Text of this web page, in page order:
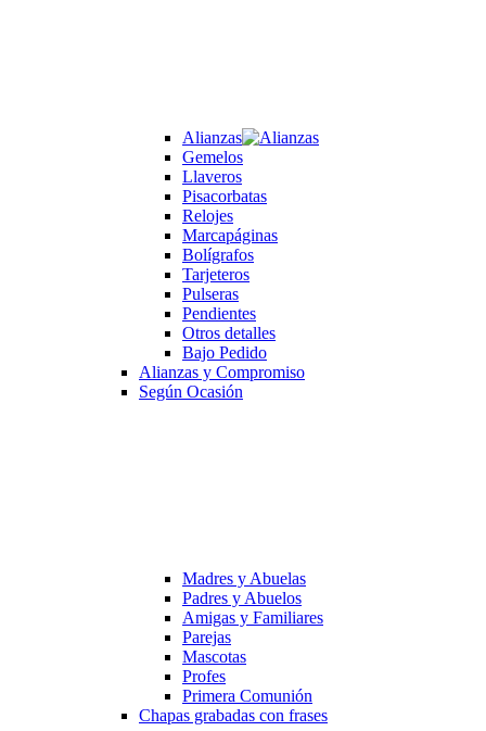
Alianzas
Gemelos
Llaveros
Pisacorbatas
Relojes
Marcapáginas
Bolígrafos
Tarjeteros
Pulseras
Pendientes
Otros detalles
Bajo Pedido
Alianzas y Compromiso
Según Ocasión
Madres y Abuelas
Padres y Abuelos
Amigas y Familiares
Parejas
Mascotas
Profes
Primera Comunión
Chapas grabadas con frases